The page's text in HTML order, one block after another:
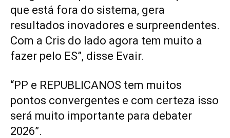
que está fora do sistema, gera
resultados inovadores e surpreendentes.
Com a Cris do lado agora tem muito a
fazer pelo ES”, disse Evair.
“PP e REPUBLICANOS tem muitos
pontos convergentes e com certeza isso
será muito importante para debater
2026”.